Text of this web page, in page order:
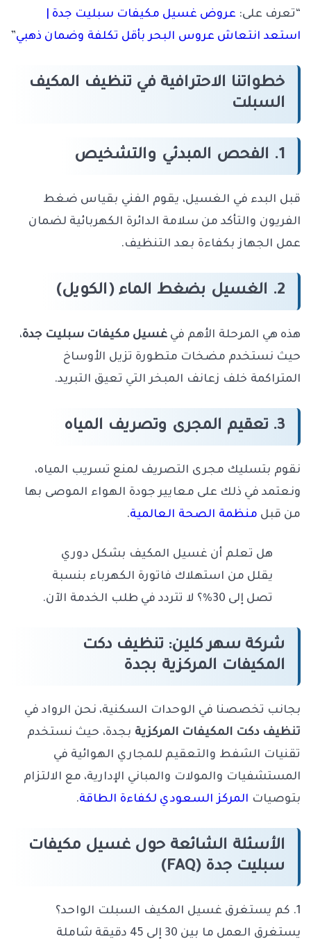
“تعرف على: عروض غسيل مكيفات سبليت جدة |
استعد انتعاش عروس البحر بأقل تكلفة وضمان ذهبي”
خطواتنا الاحترافية في تنظيف المكيف
السبلت
1. الفحص المبدئي والتشخيص
قبل البدء في الغسيل، يقوم الفني بقياس ضغط
الفريون والتأكد من سلامة الدائرة الكهربائية لضمان
عمل الجهاز بكفاءة بعد التنظيف.
2. الغسيل بضغط الماء (الكويل)
هذه هي المرحلة الأهم في غسيل مكيفات سبليت جدة،
حيث نستخدم مضخات متطورة تزيل الأوساخ
المتراكمة خلف زعانف المبخر التي تعيق التبريد.
3. تعقيم المجرى وتصريف المياه
نقوم بتسليك مجرى التصريف لمنع تسريب المياه،
ونعتمد في ذلك على معايير جودة الهواء الموصى بها
من قبل منظمة الصحة العالمية.
هل تعلم أن غسيل المكيف بشكل دوري
يقلل من استهلاك فاتورة الكهرباء بنسبة
تصل إلى 30%؟ لا تتردد في طلب الخدمة الآن.
شركة سهر كلين: تنظيف دكت
المكيفات المركزية بجدة
بجانب تخصصنا في الوحدات السكنية، نحن الرواد في
تنظيف دكت المكيفات المركزية بجدة، حيث نستخدم
تقنيات الشفط والتعقيم للمجاري الهوائية في
المستشفيات والمولات والمباني الإدارية، مع الالتزام
بتوصيات المركز السعودي لكفاءة الطاقة.
الأسئلة الشائعة حول غسيل مكيفات
سبليت جدة (FAQ)
1. كم يستغرق غسيل المكيف السبلت الواحد؟
يستغرق العمل ما بين 30 إلى 45 دقيقة شاملة